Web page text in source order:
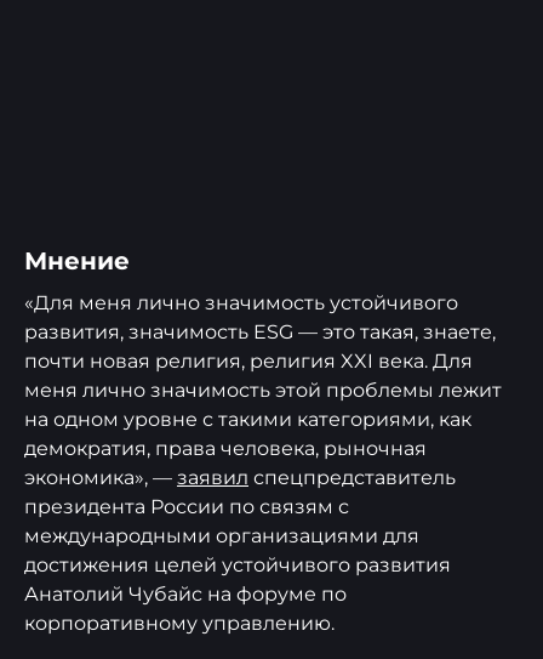
Мнение
«Для меня лично значимость устойчивого
развития, значимость ESG — это такая, знаете,
почти новая религия, религия XXI века. Для
меня лично значимость этой проблемы лежит
на одном уровне с такими категориями, как
демократия, права человека, рыночная
экономика», — заявил спецпредставитель
президента России по связям с
международными организациями для
достижения целей устойчивого развития
Анатолий Чубайс на форуме по
корпоративному управлению.